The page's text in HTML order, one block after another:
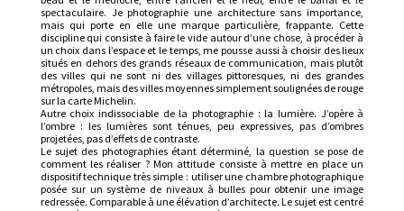
spectaculaire. Je photographie une architecture sans importance,
mais qui porte en elle une marque particulière, frappante. Cette
discipline qui consiste à faire le vide autour d’une chose, à procéder à
un choix dans l’espace et le temps, me pousse aussi à choisir des lieux
situés en dehors des grands réseaux de communication, mais plutôt
des villes qui ne sont ni des villages pittoresques, ni des grandes
métropoles, mais des villes moyennes simplement soulignées de rouge
sur la carte Michelin.
Autre choix indissociable de la photographie : la lumière. J’opère à
l’ombre : les lumières sont ténues, peu expressives, pas d’ombres
projetées, pas d’effets de contraste.
Le sujet des photographies étant déterminé, la question se pose de
comment les réaliser ? Mon attitude consiste à mettre en place un
dispositif technique très simple : utiliser une chambre photographique
posée sur un système de niveaux à bulles pour obtenir une image
redressée. Comparable à une élévation d’architecte. Le sujet est centré